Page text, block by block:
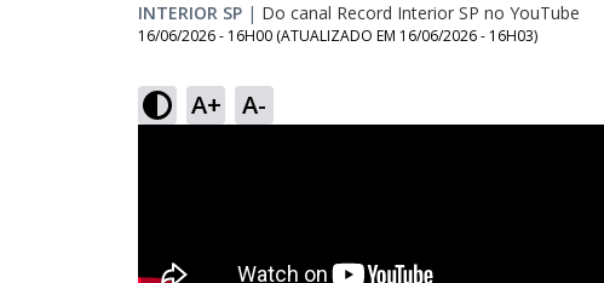
INTERIOR SP | Do canal Record Interior SP no YouTube
16/06/2026 - 16H00 (ATUALIZADO EM 16/06/2026 - 16H03)
A+ A-